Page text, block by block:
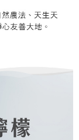
關給付款項請求債
取法律行動。